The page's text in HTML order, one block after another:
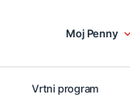
Moj Penny
Vrtni program